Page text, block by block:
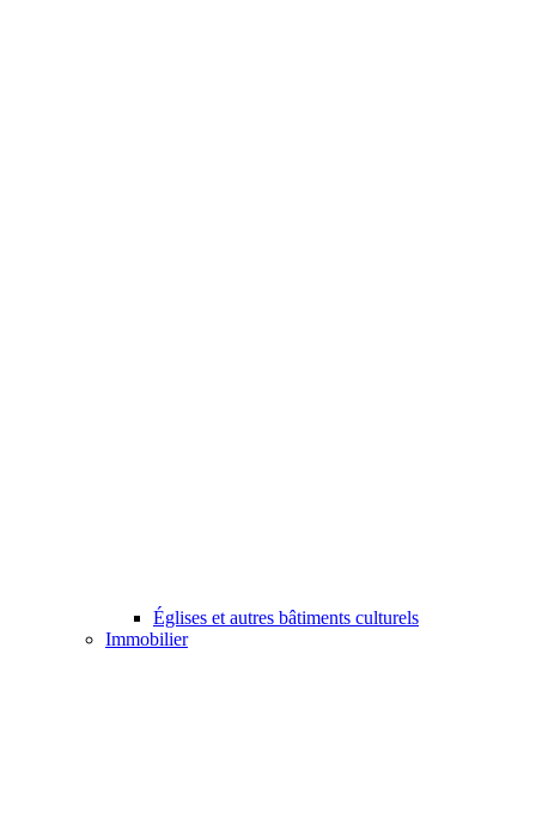
Églises et autres bâtiments culturels
Immobilier